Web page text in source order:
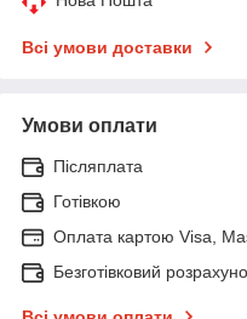
Всі умови доставки
Умови оплати
Післяплата
Готівкою
Оплата картою Visa,
Безготівковий